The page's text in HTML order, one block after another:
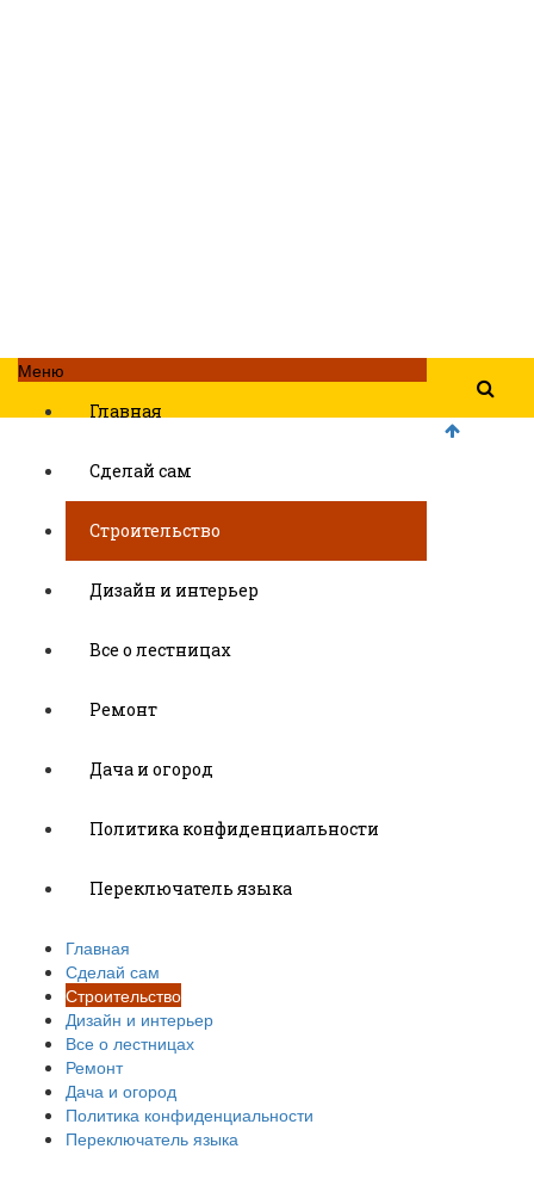
Меню
Главная
Сделай сам
Строительство
Дизайн и интерьер
Все о лестницах
Ремонт
Дача и огород
Политика конфиденциальности
Переключатель языка
Главная
Сделай сам
Строительство
Дизайн и интерьер
Все о лестницах
Ремонт
Дача и огород
Политика конфиденциальности
Переключатель языка